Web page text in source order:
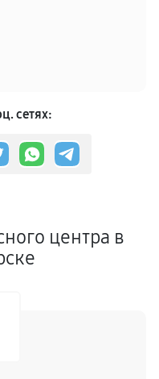
сетях:
центра в